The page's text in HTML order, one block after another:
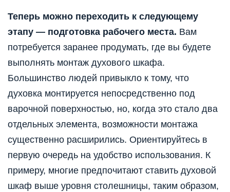
Теперь можно переходить к следующему
этапу — подготовка рабочего места. Вам
потребуется заранее продумать, где вы будете
выполнять монтаж духового шкафа.
Большинство людей привыкло к тому, что
духовка монтируется непосредственно под
варочной поверхностью, но, когда это стало два
отдельных элемента, возможности монтажа
существенно расширились. Ориентируйтесь в
первую очередь на удобство использования. К
примеру, многие предпочитают ставить духовой
шкаф выше уровня столешницы, таким образом,